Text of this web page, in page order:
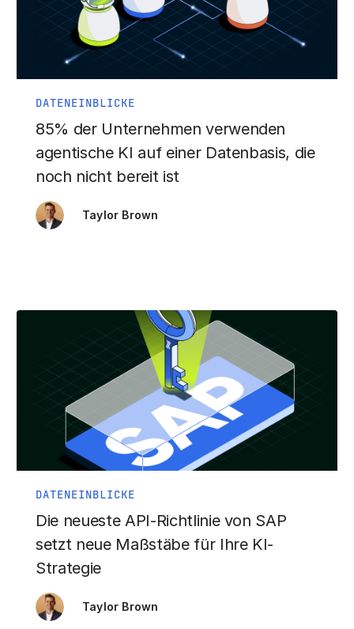
DATENEINBLICKE
85% der Unternehmen verwenden
agentische KI auf einer Datenbasis, die
noch nicht bereit ist
Taylor Brown
DATENEINBLICKE
Die neueste API-Richtlinie von SAP
setzt neue Maßstäbe für Ihre KI-
Strategie
Taylor Brown